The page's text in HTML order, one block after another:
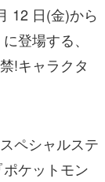
12 日(金)から
登場する、
!キャラクタ
ペシャルステ
ケットモン